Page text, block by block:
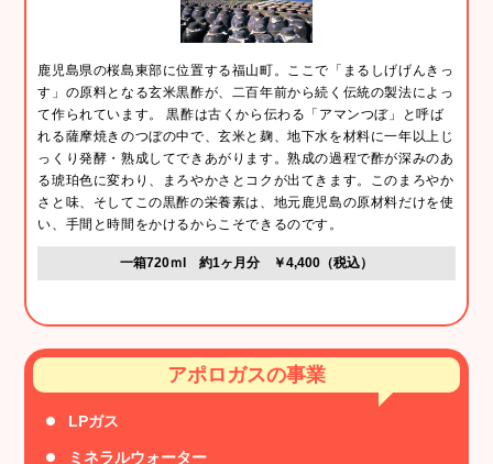
鹿児島県の桜島東部に位置する福山町。ここで「まるしげげんきっ
す」の原料となる玄米黒酢が、二百年前から続く伝統の製法によっ
て作られています。 黒酢は古くから伝わる「アマンつぼ」と呼ば
れる薩摩焼きのつぼの中で、玄米と麹、地下水を材料に一年以上じ
っくり発酵・熟成してできあがります。熟成の過程で酢が深みのあ
る琥珀色に変わり、まろやかさとコクが出てきます。このまろやか
さと味、そしてこの黒酢の栄養素は、地元鹿児島の原材料だけを使
い、手間と時間をかけるからこそできるのです。
一箱720ｍl 約1ヶ月分 ￥4,400（税込）
アポロガスの事業
LPガス
ミネラルウォーター